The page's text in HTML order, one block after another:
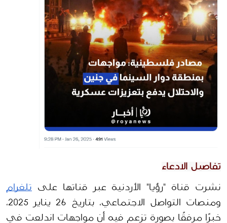
تفاصيل الادعاء
نشرت قناة "رؤيا" الأردنية عبر قناتها على تلغرام
خبرًا مرفقًا بصورة تزعم فيه أن